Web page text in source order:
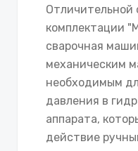
Отличительной
комплектации
сварочная
механическим
необходимым
давления в
аппарата,
действие